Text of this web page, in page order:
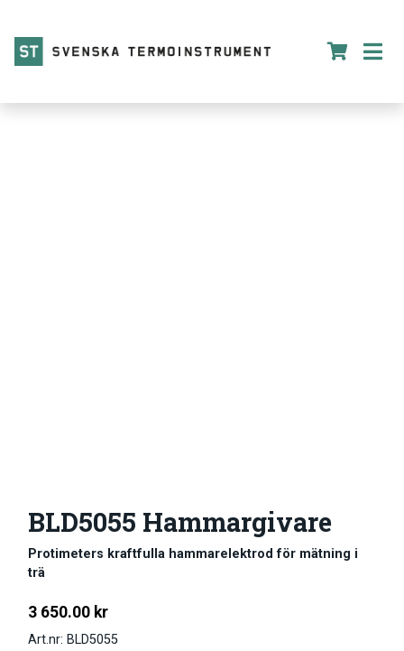
BLD5055 Hammargivare
Protimeters kraftfulla hammarelektrod för mätning i
trä
3 650.00 kr
Art.nr: BLD5055